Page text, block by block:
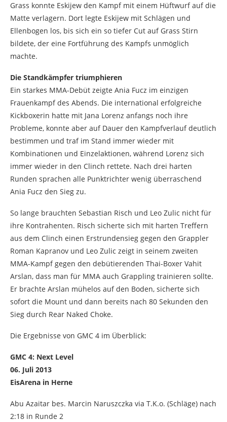
Grass konnte Eskijew den Kampf mit einem Hüftwurf auf die
Matte verlagern. Dort legte Eskijew mit Schlägen und
Ellenbogen los, bis sich ein so tiefer Cut auf Grass Stirn
bildete, der eine Fortführung des Kampfs unmöglich
machte.
Die Standkämpfer triumphieren
Ein starkes MMA-Debüt zeigte Ania Fucz im einzigen
Frauenkampf des Abends. Die international erfolgreiche
Kickboxerin hatte mit Jana Lorenz anfangs noch ihre
Probleme, konnte aber auf Dauer den Kampfverlauf deutlich
bestimmen und traf im Stand immer wieder mit
Kombinationen und Einzelaktionen, während Lorenz sich
immer wieder in den Clinch rettete. Nach drei harten
Runden sprachen alle Punktrichter wenig überraschend
Ania Fucz den Sieg zu.
So lange brauchten Sebastian Risch und Leo Zulic nicht für
ihre Kontrahenten. Risch sicherte sich mit harten Treffern
aus dem Clinch einen Erstrundensieg gegen den Grappler
Roman Kapranov und Leo Zulic zeigt in seinem zweiten
MMA-Kampf gegen den debütierenden Thai-Boxer Vahit
Arslan, dass man für MMA auch Grappling trainieren sollte.
Er brachte Arslan mühelos auf den Boden, sicherte sich
sofort die Mount und dann bereits nach 80 Sekunden den
Sieg durch Rear Naked Choke.
Die Ergebnisse von GMC 4 im Überblick:
GMC 4: Next Level
06. Juli 2013
EisArena in Herne
Abu Azaitar bes. Marcin Naruszczka via T.K.o. (Schläge) nach
2:18 in Runde 2